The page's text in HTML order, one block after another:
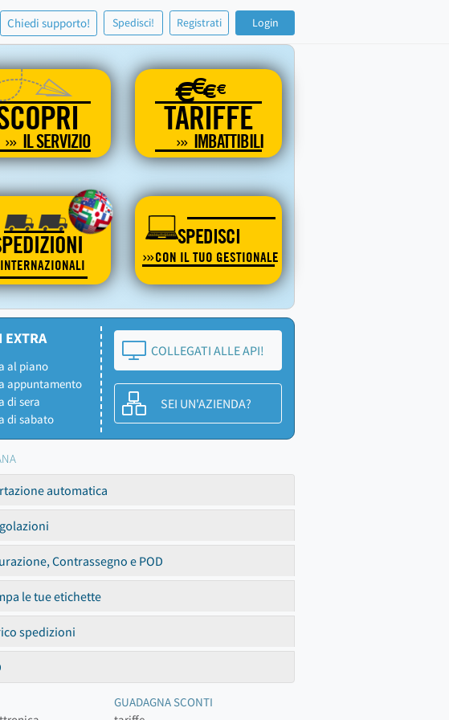
Chiedi supporto! Spedisci! Registrati Login
IL SERVIZIO
€€€€
TARIFFE
IMBATTIBILI
INTERNAZIONALI
SPEDISCI
CON IL TUO GESTIONALE
EXTRA
al piano
appuntamento
di sera
di sabato
COLLEGATI ALLE API!
SEI UN'AZIENDA?
automatica
Contrassegno e POD
le tue etichette
spedizioni
GUADAGNA SCONTI